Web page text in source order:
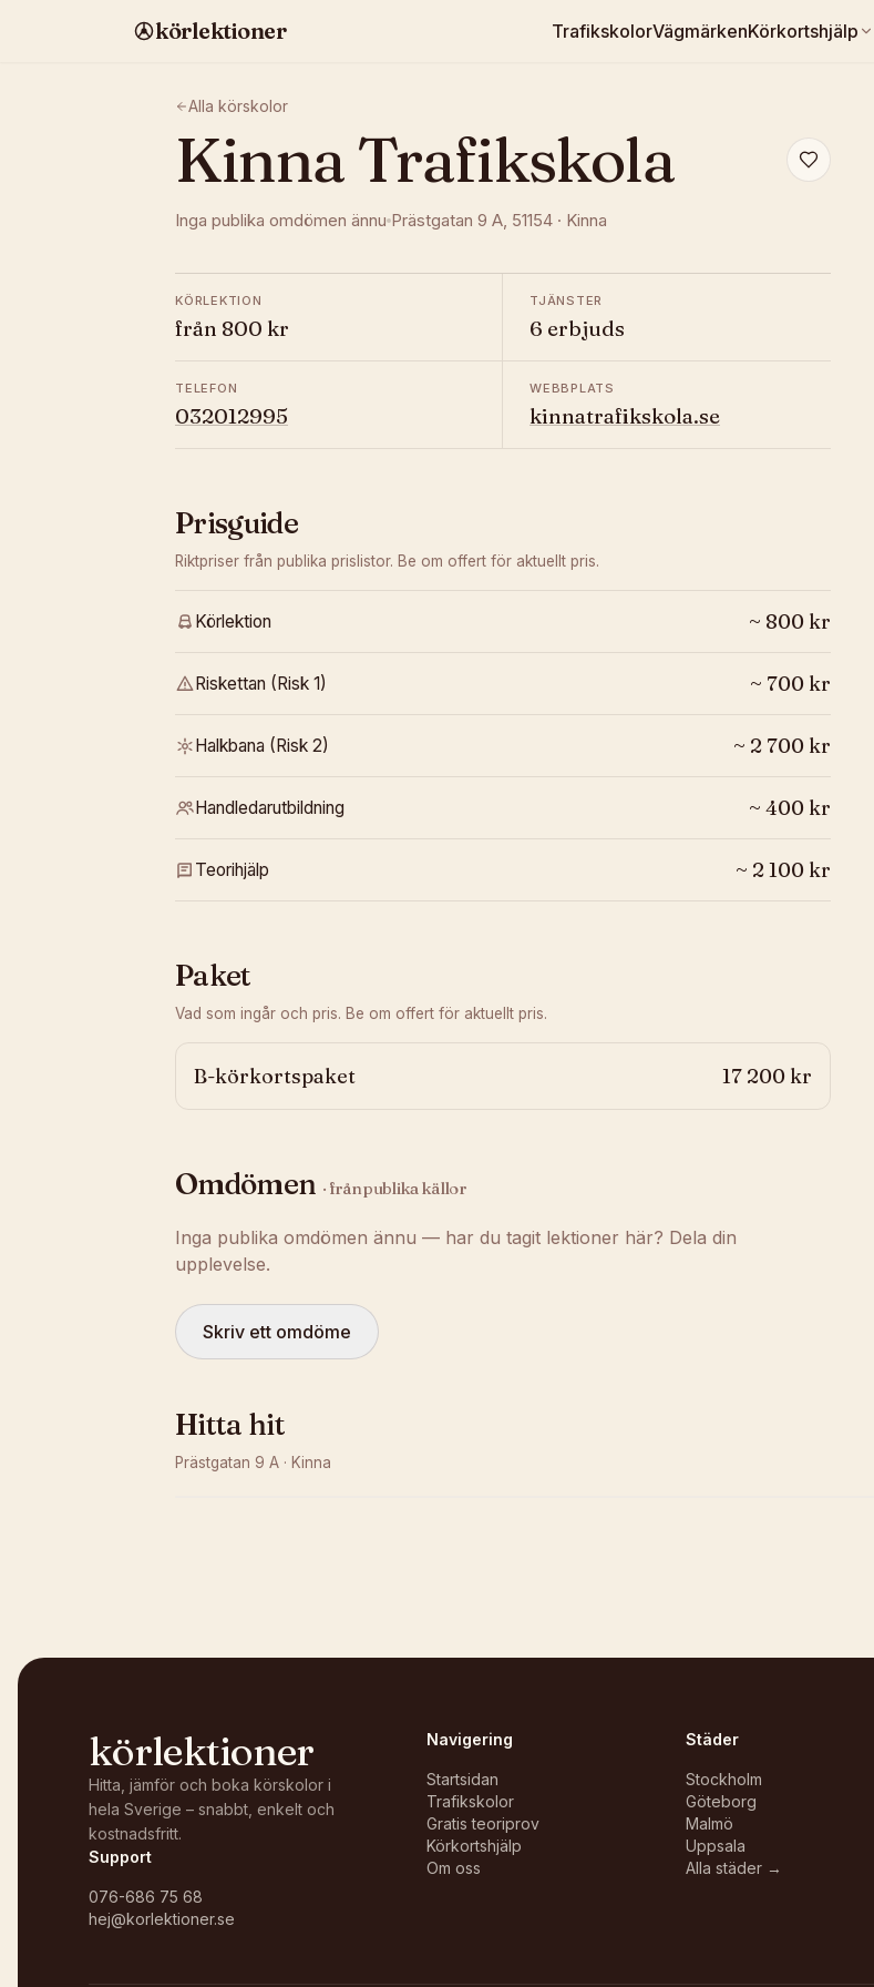
körlektioner TrafikskolorVägmärkenKörkortshjälp
Alla körskolor
Kinna Trafikskola
Inga publika omdömen ännu Prästgatan 9 A, 51154 · Kinna
KÖRLEKTION
från 800 kr
TJÄNSTER
6 erbjuds
TELEFON
032012995
WEBBPLATS
kinnatrafikskola.se
Prisguide
Riktpriser från publika prislistor. Be om offert för aktuellt pris.
Körlektion ~ 800 kr
Riskettan (Risk 1) ~ 700 kr
Halkbana (Risk 2) ~ 2 700 kr
Handledarutbildning ~ 400 kr
Teorihjälp ~ 2 100 kr
Paket
Vad som ingår och pris. Be om offert för aktuellt pris.
B-körkortspaket 17 200 kr
Omdömen · från publika källor
Inga publika omdömen ännu — har du tagit lektioner här? Dela din
upplevelse.
Skriv ett omdöme
Hitta hit
Prästgatan 9 A · Kinna
körlektioner
Hitta, jämför och boka körskolor i
hela Sverige – snabbt, enkelt och
kostnadsfritt.
Support
076-686 75 68
hej@korlektioner.se
Navigering
Startsidan
Trafikskolor
Gratis teoriprov
Körkortshjälp
Om oss
Städer
Stockholm
Göteborg
Malmö
Uppsala
Alla städer →